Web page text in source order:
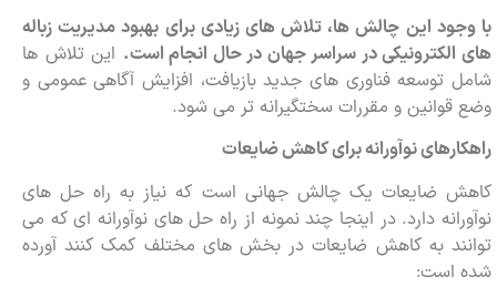
با وجود این چالش ها، تلاش های زیادی برای بهبود مدیریت زباله
های الکترونیکی در سراسر جهان در حال انجام است. این تلاش ها
شامل توسعه فناوری های جدید بازیافت، افزایش آگاهی عمومی و
وضع قوانین و مقررات سختگیرانه تر می شود.
راهکارهای نوآورانه برای کاهش ضایعات
کاهش ضایعات یک چالش جهانی است که نیاز به راه حل های
نوآورانه دارد. در اینجا چند نمونه از راه حل های نوآورانه ای که می
توانند به کاهش ضایعات در بخش های مختلف کمک کنند آورده
شده است: